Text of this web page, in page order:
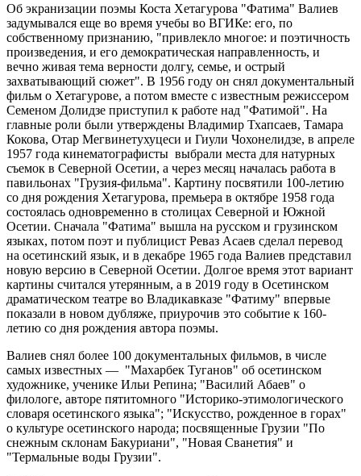
Об экранизации поэмы Коста Хетагурова "Фатима" Валиев
задумывался еще во время учебы во ВГИКе: его, по
собственному признанию, "привлекло многое: и поэтичность
произведения, и его демократическая направленность, и
вечно живая тема верности долгу, семье, и острый
захватывающий сюжет". В 1956 году он снял документальный
фильм о Хетагурове, а потом вместе с известным режиссером
Семеном Долидзе приступил к работе над "Фатимой". На
главные роли были утверждены Владимир Тхапсаев, Тамара
Кокова, Отар Мегвинетухуцеси и Гиули Чохонелидзе, в апреле
1957 года кинематографисты выбрали места для натурных
съемок в Северной Осетии, а через месяц началась работа в
павильонах "Грузия-фильма". Картину посвятили 100-летию
со дня рождения Хетагурова, премьера в октябре 1958 года
состоялась одновременно в столицах Северной и Южной
Осетии. Сначала "Фатима" вышла на русском и грузинском
языках, потом поэт и публицист Реваз Асаев сделал перевод
на осетинский язык, и в декабре 1965 года Валиев представил
новую версию в Северной Осетии. Долгое время этот вариант
картины считался утерянным, а в 2019 году в Осетинском
драматическом театре во Владикавказе "Фатиму" впервые
показали в новом дубляже, приурочив это событие к 160-
летию со дня рождения автора поэмы.
Валиев снял более 100 документальных фильмов, в числе
самых известных — "Махарбек Туганов" об осетинском
художнике, ученике Ильи Репина; "Василий Абаев" о
филологе, авторе пятитомного "Историко-этимологического
словаря осетинского языка"; "Искусство, рожденное в горах"
о культуре осетинского народа; посвященные Грузии "По
снежным склонам Бакуриани", "Новая Сванетия" и
"Термальные воды Грузии".